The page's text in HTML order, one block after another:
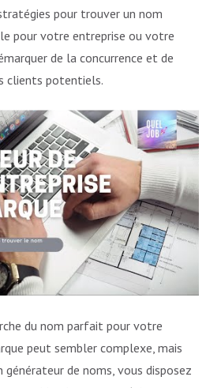
pour trouver un nom
pour votre entreprise ou votre
de la concurrence et de
clients potentiels.
du nom parfait pour votre
peut sembler complexe, mais
générateur de noms, vous disposez